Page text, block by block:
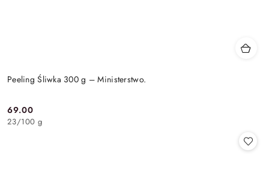
Peeling Śliwka 300 g – Ministerstwo.
Cena:
69.00
23/100 g